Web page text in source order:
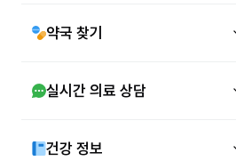
약국 찾기
실시간 의료 상담
건강 정보